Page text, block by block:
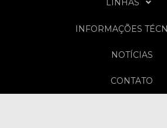
LINHAS
INFORMAÇÕES
NOTÍCIAS
CONTATO